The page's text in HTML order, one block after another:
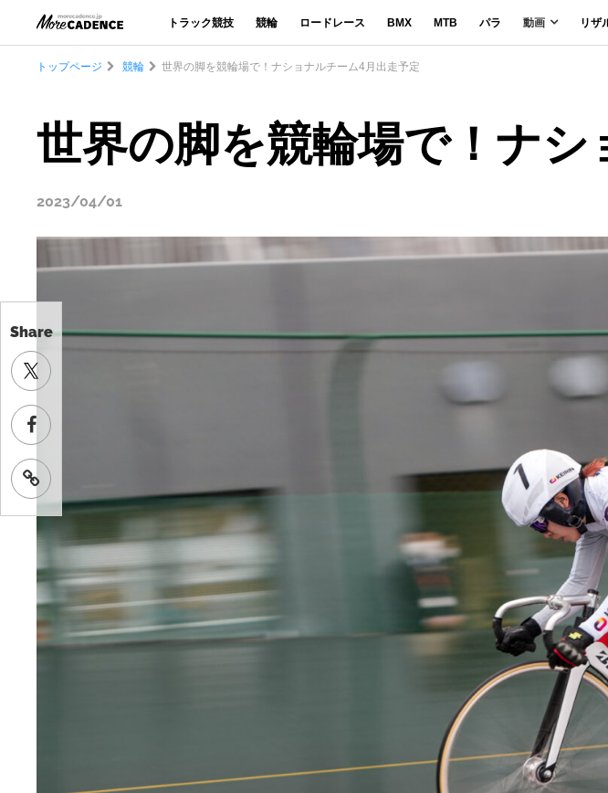
トラック競技 競輪 ロードレース BMX MTB パラ 動画 リザ
Share
トップページ 競輪 世界の脚を競輪場で！ナショナルチーム4月出走予定
世界の脚を競輪場で！ナ
2023/04/01